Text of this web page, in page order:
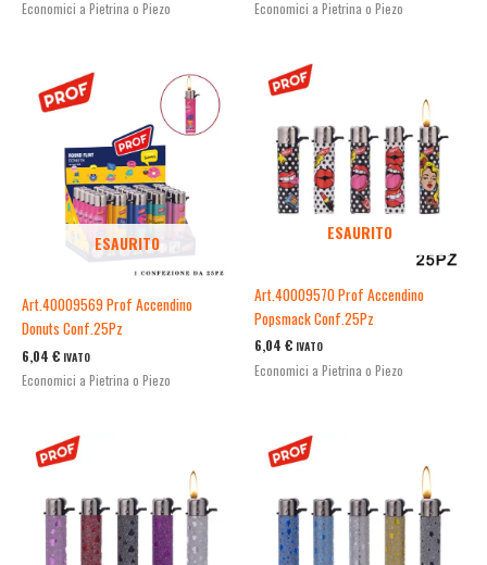
Economici a Pietrina o Piezo Economici a Pietrina o Piezo
ESAURITO
Art.40009569 Prof Accendino
Donuts Conf.25Pz
6,04 € IVATO
Economici a Pietrina o Piezo
ESAURITO
Art.40009570 Prof Accendino
Popsmack Conf.25Pz
6,04 € IVATO
Economici a Pietrina o Piezo